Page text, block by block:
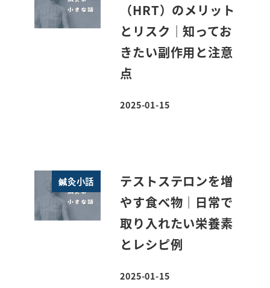
（HRT）のメリット
とリスク｜知ってお
きたい副作用と注意
点
投稿日
2025-01-15
鍼灸小話
テストステロンを増
やす食べ物｜日常で
取り入れたい栄養素
とレシピ例
投稿日
2025-01-15